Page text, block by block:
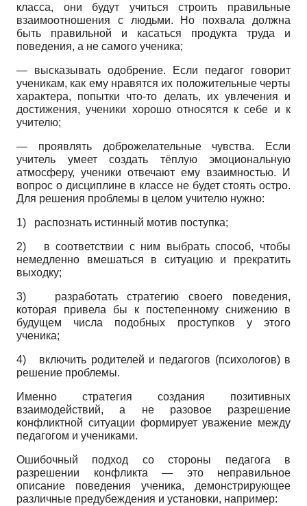
класса, они будут учиться строить правильные
взаимоотношения с людьми. Но похвала должна
быть правильной и касаться продукта труда и
поведения, а не самого ученика;
— высказывать одобрение. Если педагог говорит
ученикам, как ему нравятся их положительные черты
характера, попытки что-то делать, их увлечения и
достижения, ученики хорошо относятся к себе и к
учителю;
— проявлять доброжелательные чувства. Если
учитель умеет создать тёплую эмоциональную
атмосферу, ученики отвечают ему взаимностью. И
вопрос о дисциплине в классе не будет стоять остро.
Для решения проблемы в целом учителю нужно:
1) распознать истинный мотив поступка;
2) в соответствии с ним выбрать способ, чтобы
немедленно вмешаться в ситуацию и прекратить
выходку;
3) разработать стратегию своего поведения,
которая привела бы к постепенному снижению в
будущем числа подобных проступков у этого
ученика;
4) включить родителей и педагогов (психологов) в
решение проблемы.
Именно стратегия создания позитивных
взаимодействий, а не разовое разрешение
конфликтной ситуации формирует уважение между
педагогом и учениками.
Ошибочный подход со стороны педагога в
разрешении конфликта — это неправильное
описание поведения ученика, демонстрирующее
различные предубеждения и установки, например: